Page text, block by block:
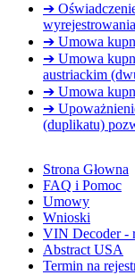
➔
➔ Umowa
➔ Umowa
austriackim
➔ Umowa
➔
(duplikatu)
Strona Głowna
FAQ i Pomoc
Umowy
Wnioski
VIN Decoder -
Abstract USA
Termin na